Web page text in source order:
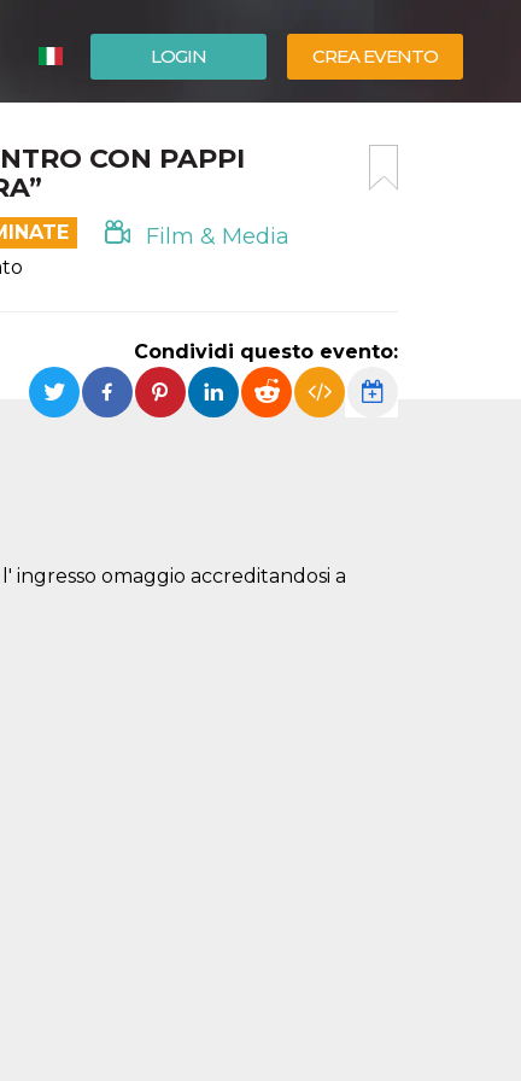
LOGIN CREA EVENTO
ENGLISH
CON PAPPI
Film & Media
Condividi questo evento:
ingresso omaggio accreditandosi a